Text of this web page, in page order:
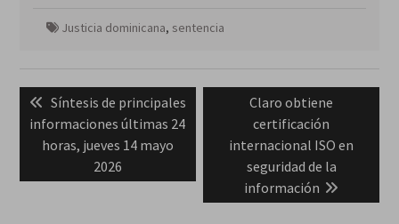
Justicia dominicana, sentencia
de
entradas
Previous
post:
Síntesis de principales
informaciones últimas 24
horas, jueves 14 mayo
2026
Next
post:
Claro obtiene
certificación
internacional ISO en
seguridad de la
información